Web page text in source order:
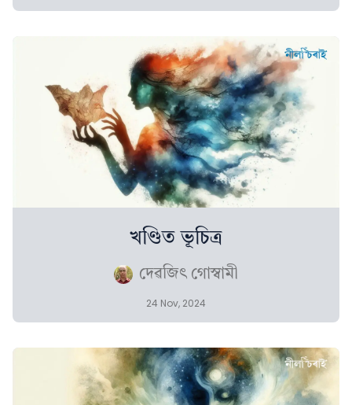
খণ্ডিত ভূচিত্ৰ
দেৱজিৎ গোস্বামী
24 Nov, 2024